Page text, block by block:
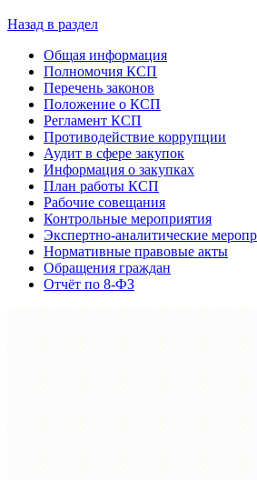
Назад в раздел
Общая информация
Полномочия КСП
Перечень законов
Положение о КСП
Регламент КСП
Противодействие коррупции
Аудит в сфере закупок
Информация о закупках
План работы КСП
Рабочие совещания
Контрольные мероприятия
Экспертно-аналитические
Нормативные правовые акты
Обращения граждан
Отчёт по 8-ФЗ